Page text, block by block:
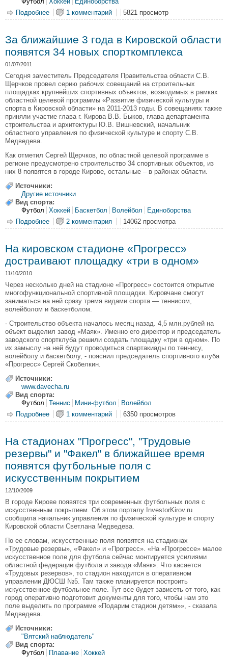
Подробнее о В 2011 г. в область на строительство спортобъектов
поступит 62 млн. рублей из федерального бюджета
1 комментарий 5821 просмотр
За ближайшие 3 года в Кировской области
появятся 34 новых спорткомплекса
01/07/2011
Сегодня заместитель Председателя Правительства области С.В.
Щерчков провел серию рабочих совещаний на строительных
площадках крупнейших спортивных объектов, возводимых в рамках
областной целевой программы «Развитие физической культуры и
спорта в Кировской области» на 2011-2013 годы. В совещаниях также
приняли участие глава г. Кирова В.В. Быков, глава департамента
строительства и архитектуры Ю.В. Вишневский, начальник
областного управления по физической культуре и спорту С.В.
Медведева.
Как отметил Сергей Щерчков, по областной целевой программе в
регионе предусмотрено строительство 34 спортивных объектов, из
них 8 появятся в городе Кирове, остальные – в районах области.
Источники:
Другие источники
Вид спорта:
Футбол
Хоккей Баскетбол Волейбол
Единоборства
Подробнее о За ближайшие 3 года в Кировской области появятся 34
новых спорткомплекса
2 комментария 14062 просмотра
На кировском стадионе «Прогресс»
достраивают площадку «три в одном»
11/10/2010
Через несколько дней на стадионе «Прогресс» состоится открытие
многофункциональной спортивной площадки. Кировчане смогут
заниматься на ней сразу тремя видами спорта — теннисом,
волейболом и баскетболом.
- Строительство объекта началось месяц назад. 4,5 млн.рублей на
объект выделил завод «Маяк». Именно его директор и председатель
заводского спортклуба решили создать площадку «три в одном». По
их замыслу на ней будут проводиться спартакиады по теннису,
волейболу и баскетболу, - пояснил председатель спортивного клуба
«Прогресс» Сергей Скобелкин.
Источники:
www.davecha.ru
Вид спорта:
Футбол
Теннис Мини-футбол
Волейбол
Подробнее о На кировском стадионе «Прогресс» достраивают
площадку «три в одном»
1 комментарий 6350 просмотров
На стадионах "Прогресс", "Трудовые
резервы" и "Факел" в ближайшее время
появятся футбольные поля с
искусственным покрытием
12/10/2009
В городе Кирове появятся три современных футбольных поля с
искусственным покрытием. Об этом порталу InvestorKirov.ru
сообщила начальник управления по физической культуре и спорту
Кировской области Светлана Медведева.
По ее словам, искусственные поля появятся на стадионах
«Трудовые резервы», «Факел» и «Прогресс». «На «Прогрессе» малое
искусственное поле для футбола сейчас монтируется усилиями
областной федерации футбола и завода «Маяк». Что касается
«Трудовых резервов», то стадион находится в оперативном
управлении ДЮСШ №5. Там также планируется построить
искусственное футбольное поле. Тут все будет зависеть от того, как
город оперативно подготовит документы для того, чтобы нам это
поле выделить по программе «Подарим стадион детям»», - сказала
Медведева.
Источники:
"Вятский наблюдатель"
Вид спорта:
Футбол
Плавание
Хоккей